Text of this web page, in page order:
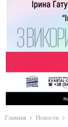
Главная Новости